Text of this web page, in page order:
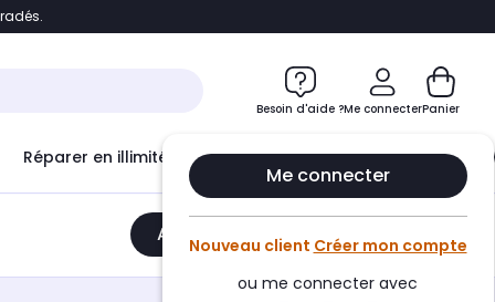
Accéder directement au chatbot
Besoin d'aide ?Me connecter
Me connecter
Nouveau client Créer mon compte
ou me connecter avec
Panier
Réparer en illimité avec Le Club Infinity
Ajouter au panier